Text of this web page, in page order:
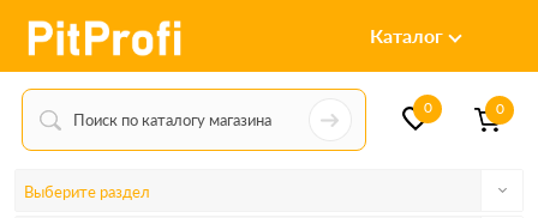
Каталог
0 0
Выберите раздел